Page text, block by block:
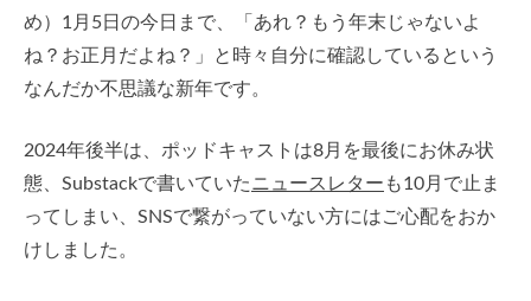
め）1月5日の今日まで、「あれ？もう年末じゃないよ
ね？お正月だよね？」と時々自分に確認しているという
なんだか不思議な新年です。
2024年後半は、ポッドキャストは8月を最後にお休み状
態、Substackで書いていたニュースレター も10月で止ま
ってしまい、SNSで繋がっていない方にはご心配をおか
けしました。